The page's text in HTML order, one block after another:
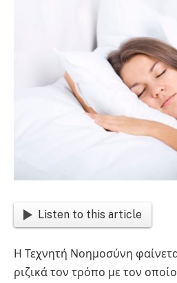
Listen to this article
Η Τεχνητή Νοημοσύνη
ριζικά τον τρόπο με τον